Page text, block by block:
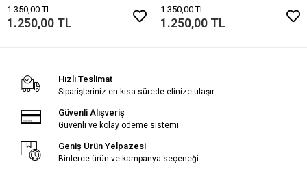
1.350,00 TL
1.250,00 TL
1.350,00 TL
1.250,00 TL
Hızlı Teslimat
Siparişleriniz en kısa sürede elinize ulaşır.
Güvenli Alışveriş
Güvenli ve kolay ödeme sistemi
Geniş Ürün Yelpazesi
Binlerce ürün ve kampanya seçeneği